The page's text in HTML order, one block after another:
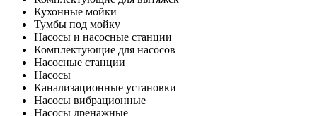
Кухонные мойки
Тумбы под мойку
Насосы и насосные станции
Комплектующие для насосов
Насосные станции
Насосы
Канализационные установки
Насосы вибрационные
Насосы дренажные